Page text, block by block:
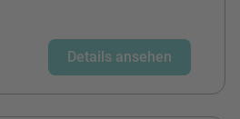
Details ansehen